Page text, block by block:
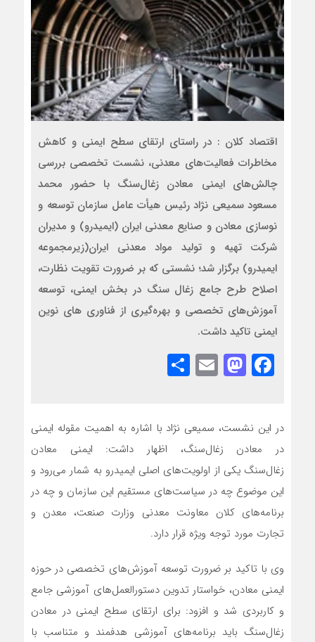
اقتصاد کلان : در راستای ارتقای سطح ایمنی و کاهش
مخاطرات فعالیت‌‌های معدنی، نشست تخصصی بررسی
چالش‌های ایمنی معادن زغال‌سنگ با حضور محمد
مسعود سمیعی نژاد رئیس هیأت عامل سازمان توسعه و
نوسازی معادن و صنایع معدنی ایران (ایمیدرو) و مدیران
شرکت تهیه و تولید مواد معدنی ایران(زیرمجموعه
ایمیدرو) برگزار شد؛ نشستی که بر ضرورت تقویت نظارت،
اصلاح طرح جامع زغال سنگ در بخش ایمنی، توسعه
آموزش‌های تخصصی و بهره‌گیری از فناوری‌ های نوین
ایمنی تاکید داشت.
Facebook
Mastodon
Email
در این نشست، سمیعی ‌نژاد با اشاره به اهمیت مقوله ایمنی
در معادن زغال‌سنگ، اظهار داشت: ایمنی معادن
زغال‌سنگ یکی از اولویت‌‌های اصلی ایمیدرو به شمار می‌رود و
این موضوع چه در سیاست‌های مستقیم این سازمان و چه در
برنامه‌های کلان معاونت معدنی وزارت صنعت، معدن و
تجارت مورد توجه ویژه قرار دارد.
وی با تاکید بر ضرورت توسعه آموزش‌‌های تخصصی در حوزه
ایمنی معادن، خواستار تدوین دستورالعمل‌‌های آموزشی جامع
و کاربردی شد و افزود: برای ارتقای سطح ایمنی در معادن
زغال‌سنگ باید برنامه‌های آموزشی هدفمند و متناسب با